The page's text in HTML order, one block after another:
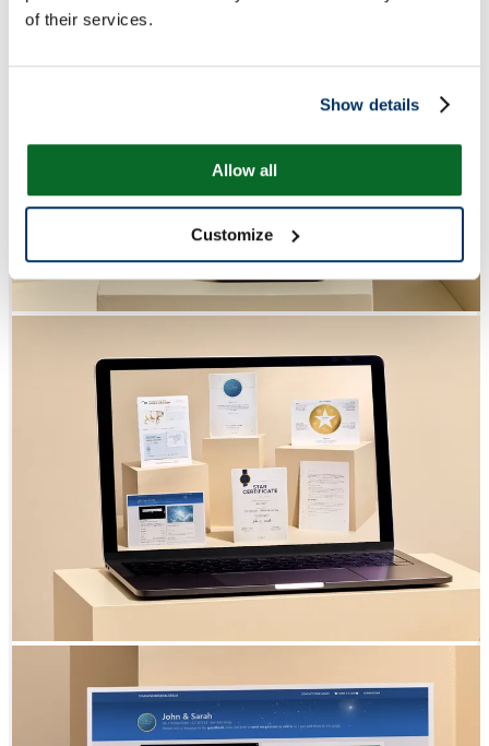
of their services.
Show details
Allow all
Customize